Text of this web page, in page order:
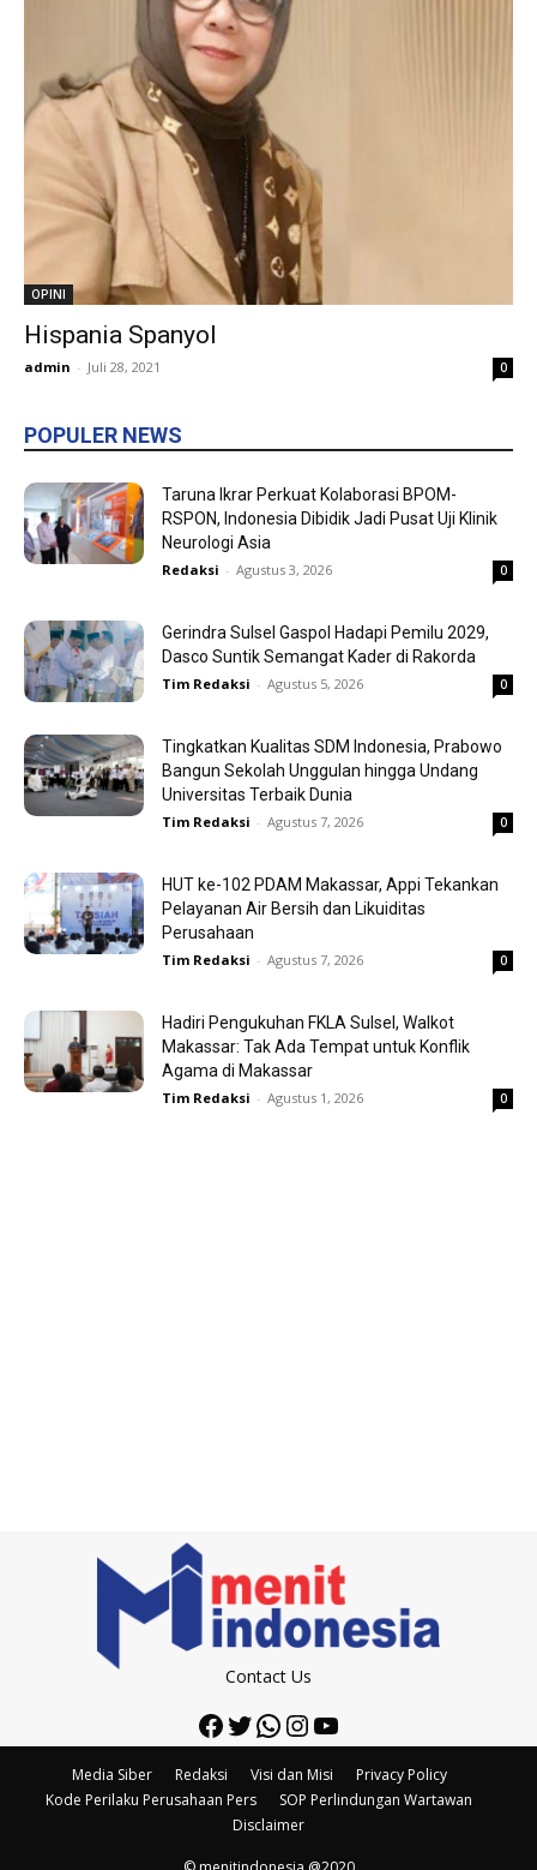
OPINI
Hispania Spanyol
admin - Juli 28, 2021 0
POPULER NEWS
Taruna Ikrar Perkuat Kolaborasi BPOM-
RSPON, Indonesia Dibidik Jadi Pusat Uji Klinik
Neurologi Asia
Redaksi - Agustus 3, 2026 0
Gerindra Sulsel Gaspol Hadapi Pemilu 2029,
Dasco Suntik Semangat Kader di Rakorda
Tim Redaksi - Agustus 5, 2026 0
Tingkatkan Kualitas SDM Indonesia, Prabowo
Bangun Sekolah Unggulan hingga Undang
Universitas Terbaik Dunia
Tim Redaksi - Agustus 7, 2026 0
HUT ke-102 PDAM Makassar, Appi Tekankan
Pelayanan Air Bersih dan Likuiditas
Perusahaan
Tim Redaksi - Agustus 7, 2026 0
Hadiri Pengukuhan FKLA Sulsel, Walkot
Makassar: Tak Ada Tempat untuk Konflik
Agama di Makassar
Tim Redaksi - Agustus 1, 2026 0
Contact Us
Facebook
Twitter
WhatsApp
Instagram
YouTube
Media Siber Redaksi Visi dan Misi
Privacy Policy
Kode Perilaku Perusahaan Pers
SOP Perlindungan Wartawan
Disclaimer